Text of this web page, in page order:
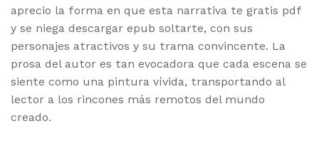
aprecio la forma en que esta narrativa te gratis pdf
y se niega descargar epub soltarte, con sus
personajes atractivos y su trama convincente. La
prosa del autor es tan evocadora que cada escena se
siente como una pintura vívida, transportando al
lector a los rincones más remotos del mundo
creado.